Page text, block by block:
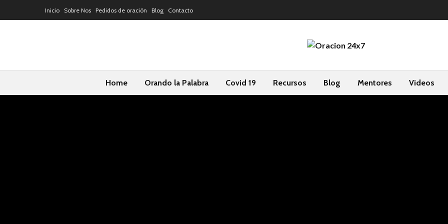
Inicio Sobre Nos Pedidos de oración Blog Contacto
Home Orando la Palabra Covid 19 Recursos Blog Mentores Videos